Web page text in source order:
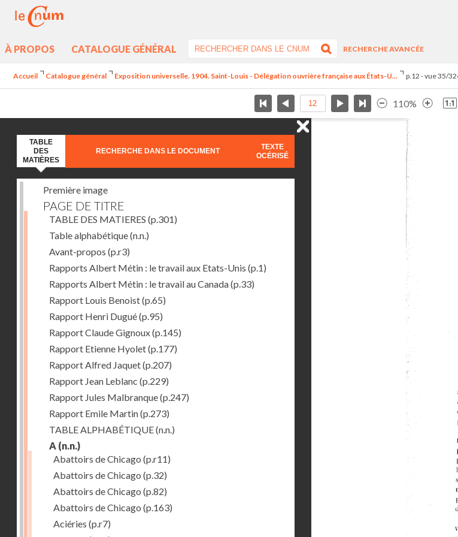
À PROPOS CATALOGUE GÉNÉRAL
RECHERCHE AVANCÉE
Accueil Catalogue général Exposition universelle. 1904. Saint-Louis - Délégation ouvrière française aux États-U... p.12 - vue 35/
110%
TABLE
DES
MATIÈRES
RECHERCHE DANS LE DOCUMENT
TEXTE
OCÉRISÉ
Première image
PAGE DE TITRE
TABLE DES MATIERES (p.301)
Table alphabétique(n.n.)
Avant-propos (p.r3)
Rapports Albert Métin : le travail aux Etats-Unis (p.1)
Rapports Albert Métin : le travail au Canada(p.33)
Rapport Louis Benoist(p.65)
Rapport Henri Dugué(p.95)
Rapport Claude Gignoux(p.145)
Rapport Etienne Hyolet(p.177)
Rapport Alfred Jaquet(p.207)
Rapport Jean Leblanc (p.229)
Rapport Jules Malbranque(p.247)
Rapport Emile Martin(p.273)
TABLE ALPHABÉTIQUE(n.n.)
A (n.n.)
Abattoirs de Chicago (p.r11)
Abattoirs de Chicago (p.32)
Abattoirs de Chicago (p.82)
Abattoirs de Chicago (p.163)
Aciéries (p.r7)